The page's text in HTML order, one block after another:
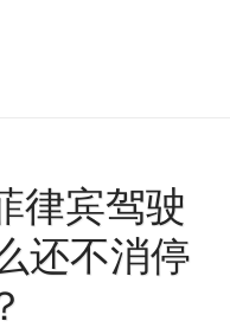
律宾驾驶
还不消停